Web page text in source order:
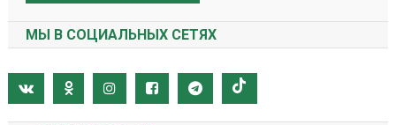
МЫ В СОЦИАЛЬНЫХ СЕТЯХ